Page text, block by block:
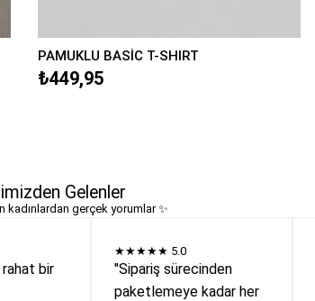
PAMUKLU BASİC T-SHIRT
₺449,95
Gelenler
kadınlardan gerçek yorumlar ✨
rahat bir
★★★★★ 5.0
"Sipariş sürecinden
paketlemeye kadar her